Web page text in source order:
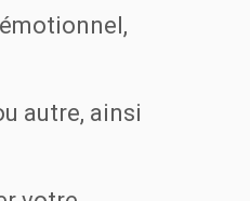
autre, ainsi